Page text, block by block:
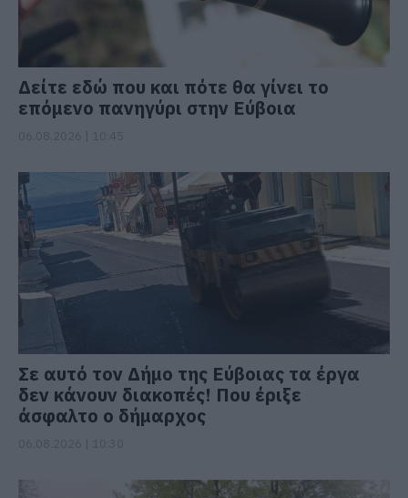
Δείτε εδώ που και πότε θα γίνει το
επόμενο πανηγύρι στην Εύβοια
Σε αυτό τον Δήμο της Εύβοιας τα έργα
δεν κάνουν διακοπές! Που έριξε
άσφαλτο ο δήμαρχος